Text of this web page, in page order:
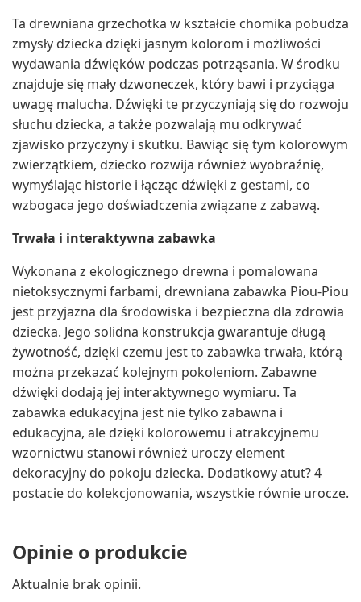
Ta drewniana grzechotka w kształcie chomika pobudza
zmysły dziecka dzięki jasnym kolorom i możliwości
wydawania dźwięków podczas potrząsania. W środku
znajduje się mały dzwoneczek, który bawi i przyciąga
uwagę malucha. Dźwięki te przyczyniają się do rozwoju
słuchu dziecka, a także pozwalają mu odkrywać
zjawisko przyczyny i skutku. Bawiąc się tym kolorowym
zwierzątkiem, dziecko rozwija również wyobraźnię,
wymyślając historie i łącząc dźwięki z gestami, co
wzbogaca jego doświadczenia związane z zabawą.
Trwała i interaktywna zabawka
Wykonana z ekologicznego drewna i pomalowana
nietoksycznymi farbami, drewniana zabawka Piou-Piou
jest przyjazna dla środowiska i bezpieczna dla zdrowia
dziecka. Jego solidna konstrukcja gwarantuje długą
żywotność, dzięki czemu jest to zabawka trwała, którą
można przekazać kolejnym pokoleniom. Zabawne
dźwięki dodają jej interaktywnego wymiaru. Ta
zabawka edukacyjna jest nie tylko zabawna i
edukacyjna, ale dzięki kolorowemu i atrakcyjnemu
wzornictwu stanowi również uroczy element
dekoracyjny do pokoju dziecka. Dodatkowy atut? 4
postacie do kolekcjonowania, wszystkie równie urocze.
Opinie o produkcie
Aktualnie brak opinii.